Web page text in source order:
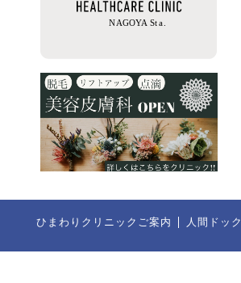
ひまわりクリニックご案内 人間ドック